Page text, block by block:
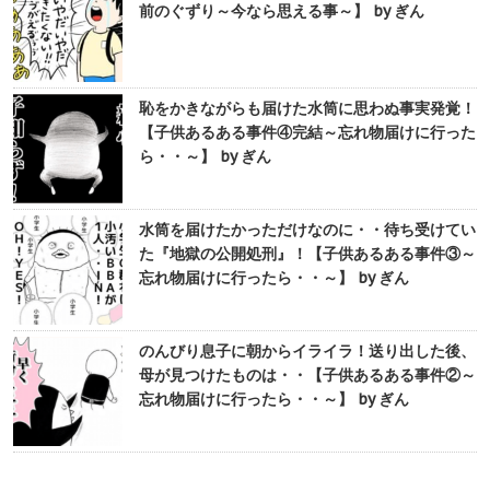
前のぐずり～今なら思える事～】 by ぎん
恥をかきながらも届けた水筒に思わぬ事実発覚！
【子供あるある事件④完結～忘れ物届けに行った
ら・・～】 by ぎん
水筒を届けたかっただけなのに・・待ち受けてい
た『地獄の公開処刑』！【子供あるある事件③～
忘れ物届けに行ったら・・～】 by ぎん
のんびり息子に朝からイライラ！送り出した後、
母が見つけたものは・・【子供あるある事件②～
忘れ物届けに行ったら・・～】 by ぎん